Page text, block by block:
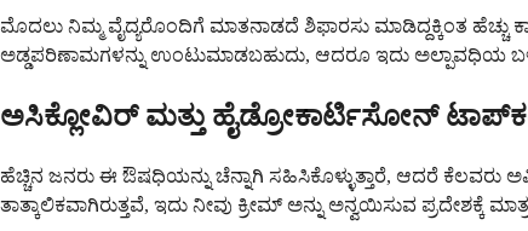
ಮೊದಲು ನಿಮ್ಮ ವೈದ್ಯರೊಂದಿಗೆ ಮಾತನಾಡದೆ ಶಿಫಾರಸು ಮಾಡಿದ್ದಕ್ಕಿಂತ
ಅಡ್ಡಪರಿಣಾಮಗಳನ್ನು ಉಂಟುಮಾಡಬಹುದು, ಆದರೂ ಇದು ಅಲ್ಪಾವಧಿಯ
ಅಸಿಕ್ಲೋವಿರ್ ಮತ್ತು ಹೈಡ್ರೋಕಾರ್ಟಿಸೋನ್
ಹೆಚ್ಚಿನ ಜನರು ಈ ಔಷಧಿಯನ್ನು ಚೆನ್ನಾಗಿ ಸಹಿಸಿಕೊಳ್ಳುತ್ತಾರೆ, ಆದರೆ ಕೆಲವರು
ತಾತ್ಕಾಲಿಕವಾಗಿರುತ್ತವೆ, ಇದು ನೀವು ಕ್ರೀಮ್ ಅನ್ನು ಅನ್ವಯಿಸುವ ಪ್ರದೇಶಕ್ಕೆ